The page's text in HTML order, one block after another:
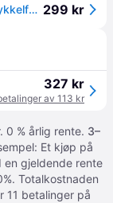
Thule 3D Dropout Adapter 10mm Spacer Sykkelfeste, Svart 299 kr
327 kr
av 113 kr
0 % årlig rente. 3–
Et kjøp på
en gjeldende rente
Totalkostnaden
11 betalinger på